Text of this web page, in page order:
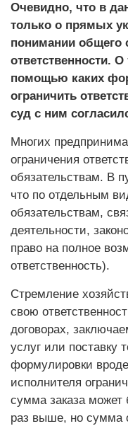
Очевидно, что в
только о прямых
понимании
ответственности.
помощью каких
ограничить
суд с ним
Многих
ограничения
обязательствам. В
что по отдельным
обязательствам,
деятельности,
право на полное
ответственность).
Стремление
свою
договорах,
услуг или поставку
формулировки вроде
исполнителя
сумма заказа может
раз выше, но сумма